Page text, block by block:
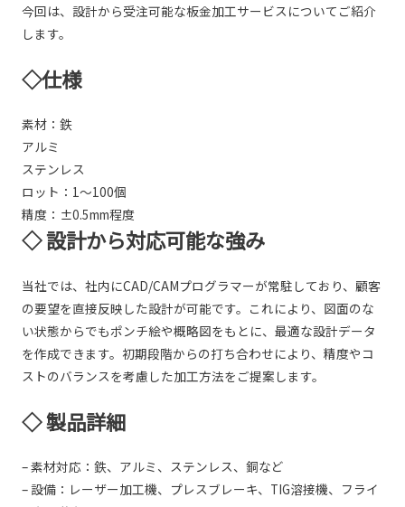
今回は、設計から受注可能な板金加工サービスについてご紹介
します。
◇仕様
素材：鉄
アルミ
ステンレス
ロット：1～100個
精度：±0.5mm程度
◇ 設計から対応可能な強み
当社では、社内にCAD/CAMプログラマーが常駐しており、顧客
の要望を直接反映した設計が可能です。これにより、図面のな
い状態からでもポンチ絵や概略図をもとに、最適な設計データ
を作成できます。初期段階からの打ち合わせにより、精度やコ
ストのバランスを考慮した加工方法をご提案します。
◇ 製品詳細
– 素材対応：鉄、アルミ、ステンレス、銅など
– 設備：レーザー加工機、プレスブレーキ、TIG溶接機、フライ